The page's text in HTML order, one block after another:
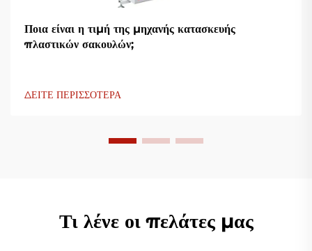
Ποια είναι η τιμή της μηχανής κατασκευής
πλαστικών σακουλών;
ΔΕΙΤΕ ΠΕΡΙΣΣΟΤΕΡΑ
Τι λένε οι πελάτες μας